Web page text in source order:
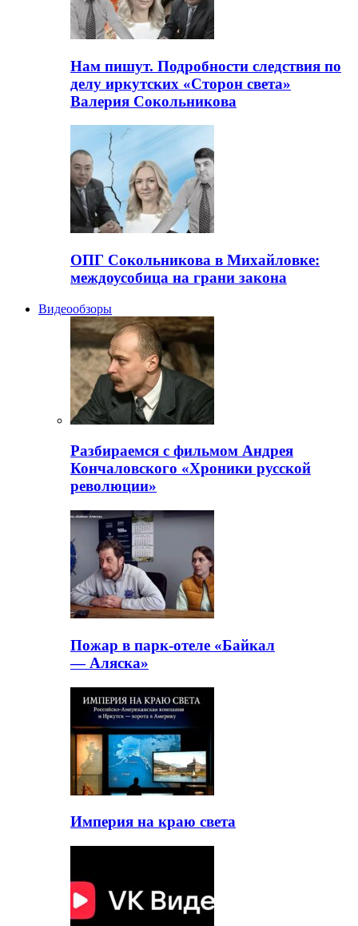
Нам пишут. Подробности следствия по
делу иркутских «Сторон света»
Валерия Сокольникова
ОПГ Сокольникова в Михайловке:
междоусобица на грани закона
Видеообзоры
Разбираемся с фильмом Андрея
Кончаловского «Хроники русской
революции»
Пожар в парк-отеле «Байкал
— Аляска»
Империя на краю света